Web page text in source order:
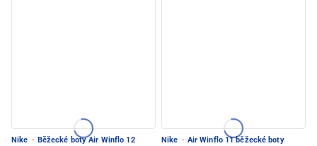
Nike · Běžecké boty Air Winflo 12
Nike · Air Winflo 11 běžecké boty